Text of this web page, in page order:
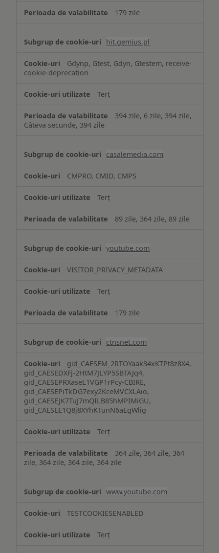
179 zile
hit.gemius.pl
Gdynp, Gtest, Gdyn, Gtestem, receive-
cookie-deprecation
Terț
394 zile, 6 zile, 394 zile,
Câteva secunde, 394 zile
casalemedia.com
CMPRO, CMID, CMPS
Terț
89 zile, 364 zile, 89 zile
youtube.com
VISITOR_PRIVACY_METADATA
Terț
179 zile
ctnsnet.com
gid_CAESEM_2RTOYaak34xKTPt8z8X4,
gid_CAESEDXFj-2HtM7JLYP5SBTAJq4,
gid_CAESEPRXaseL1VGP1rPcy-CBIRE,
gid_CAESEPiTkDG7exy2KceMVCXLAio,
gid_CAESEJK7TuJ7mQILB85hMPIMiGU,
gid_CAESEE1Q8j8XYhKTunN6aEgWlig
Terț
364 zile, 364 zile, 364
zile, 364 zile, 364 zile, 364 zile
www.youtube.com
TESTCOOKIESENABLED
Terț